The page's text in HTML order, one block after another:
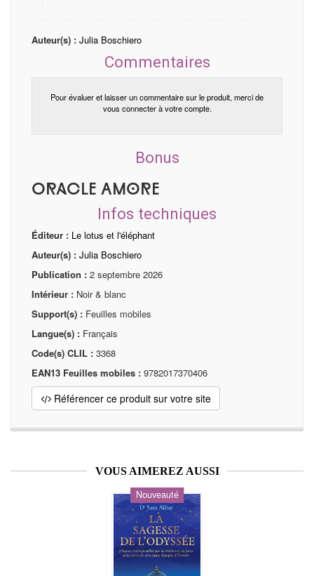
Auteur(s) : Julia Boschiero
Commentaires
Pour évaluer et laisser un commentaire sur le produit, merci de
vous connecter à votre compte.
Bonus
Oracle Amore
Infos techniques
Éditeur : Le lotus et l'éléphant
Auteur(s) : Julia Boschiero
Publication : 2 septembre 2026
Intérieur : Noir & blanc
Support(s) : Feuilles mobiles
Langue(s) : Français
Code(s) CLIL : 3368
EAN13 Feuilles mobiles : 9782017370406
Référencer ce produit sur votre site
VOUS AIMEREZ AUSSI
Nouveauté